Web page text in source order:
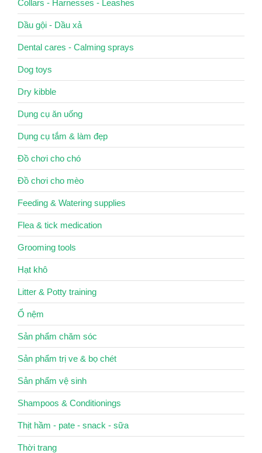
Collars - Harnesses - Leashes
Dầu gội - Dầu xả
Dental cares - Calming sprays
Dog toys
Dry kibble
Dụng cụ ăn uống
Dụng cụ tắm & làm đẹp
Đồ chơi cho chó
Đồ chơi cho mèo
Feeding & Watering supplies
Flea & tick medication
Grooming tools
Hạt khô
Litter & Potty training
Ổ nệm
Sản phẩm chăm sóc
Sản phẩm trị ve & bọ chét
Sản phẩm vệ sinh
Shampoos & Conditionings
Thịt hầm - pate - snack - sữa
Thời trang